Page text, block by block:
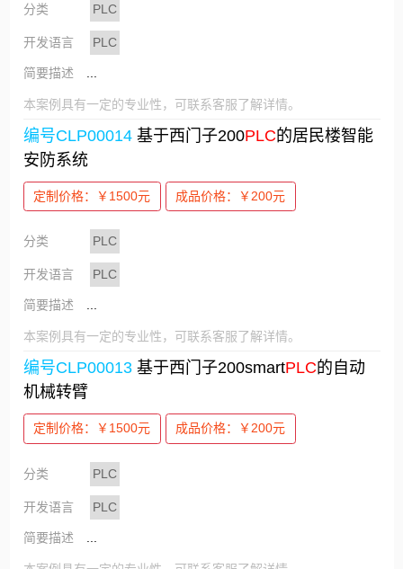
分类 PLC
开发语言 PLC
简要描述
本案例具有一定的专业性，可联系客服了解详情。
编号CLP00014 基于西门子200PLC的居民楼智能
安防系统
定制价格：￥1500元 成品价格：￥200元
分类 PLC
开发语言 PLC
简要描述
本案例具有一定的专业性，可联系客服了解详情。
编号CLP00013 基于西门子200smartPLC的自动
机械转臂
定制价格：￥1500元 成品价格：￥200元
分类 PLC
开发语言 PLC
简要描述